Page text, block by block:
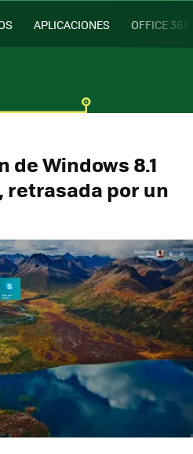
APLICACIONES OFFICE 365
de Windows 8.1
retrasada por un